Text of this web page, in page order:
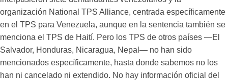
organización National TPS Alliance, centrada específicamente
en el TPS para Venezuela, aunque en la sentencia también se
menciona el TPS de Haití. Pero los TPS de otros países —El
Salvador, Honduras, Nicaragua, Nepal— no han sido
mencionados específicamente, hasta donde sabemos no los
han ni cancelado ni extendido. No hay información oficial del